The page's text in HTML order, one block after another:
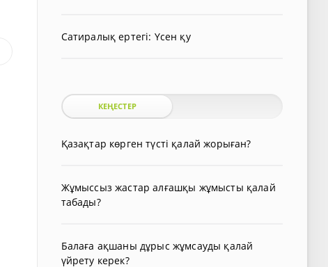
Сатиралық ертегі: Үсен қу
КЕҢЕСТЕР
Қазақтар көрген түсті қалай жорыған?
Жұмыссыз жастар алғашқы жұмысты қалай
табады?
Балаға ақшаны дұрыс жұмсауды қалай
үйрету керек?